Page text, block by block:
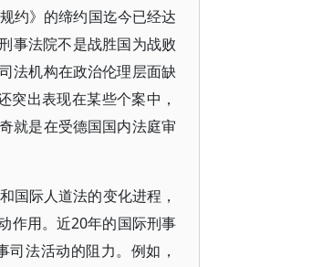
约》的缔约国迄今已经达
事法院不是战胜国为战败
法机构在政治伦理层面缺
突出表现在某些个案中，
就是在受德国国内法庭审
国际人道法的变化进程，
作用。近20年的国际刑事
法活动的阻力。例如，